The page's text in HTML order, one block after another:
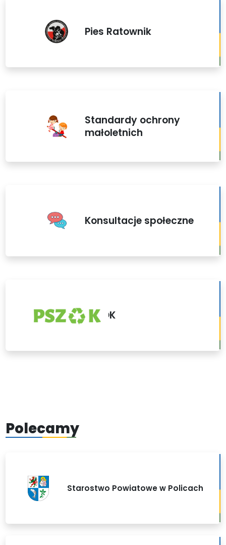
Pies Ratownik
Standardy ochrony
małoletnich
Konsultacje społeczne
PSZOK
Polecamy
Starostwo Powiatowe w Policach